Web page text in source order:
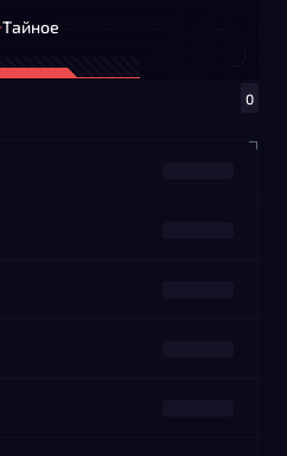
Тайное
0